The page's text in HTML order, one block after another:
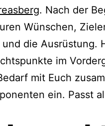
. Nach der
Wünschen,
und die Ausrüstung.
im
mit Euch
ein. Passt